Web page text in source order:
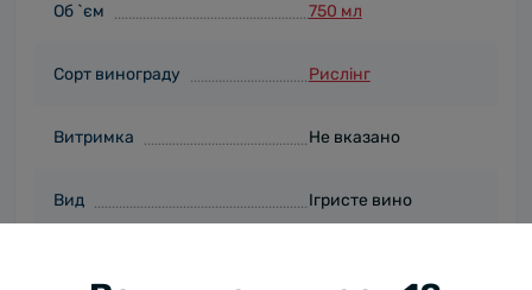
Об `єм 750 мл
Сорт винограду Рислінг
Витримка Не вказано
Вид Ігристе вино